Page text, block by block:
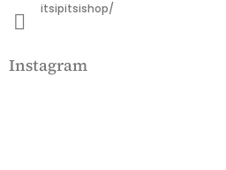
itsipitsishop/
Instagram